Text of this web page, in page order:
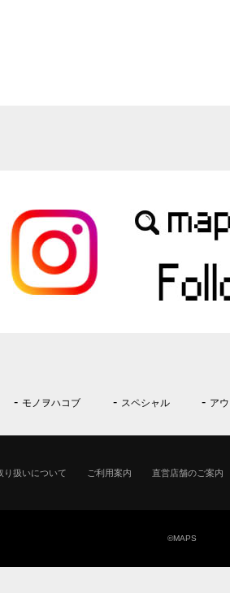
モノヲハコブ スペシャル ア
り扱いについて ご利用案内 直営店舗のご案内
©MAPS